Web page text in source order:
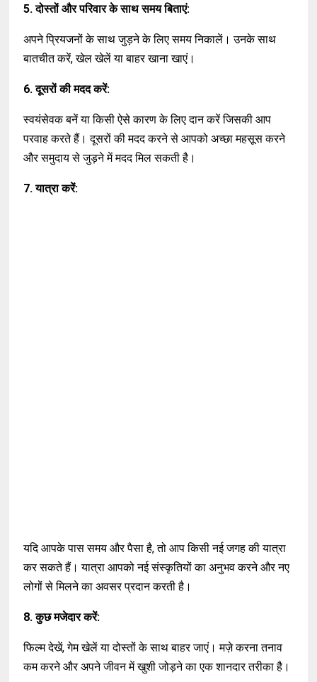
5. दोस्तों और परिवार के साथ समय बिताएं:
अपने प्रियजनों के साथ जुड़ने के लिए समय निकालें। उनके साथ
बातचीत करें, खेल खेलें या बाहर खाना खाएं।
6. दूसरों की मदद करें:
स्वयंसेवक बनें या किसी ऐसे कारण के लिए दान करें जिसकी आप
परवाह करते हैं। दूसरों की मदद करने से आपको अच्छा महसूस करने
और समुदाय से जुड़ने में मदद मिल सकती है।
7. यात्रा करें:
यदि आपके पास समय और पैसा है, तो आप किसी नई जगह की यात्रा
कर सकते हैं। यात्रा आपको नई संस्कृतियों का अनुभव करने और नए
लोगों से मिलने का अवसर प्रदान करती है।
8. कुछ मजेदार करें:
फिल्म देखें, गेम खेलें या दोस्तों के साथ बाहर जाएं। मज़े करना तनाव
कम करने और अपने जीवन में खुशी जोड़ने का एक शानदार तरीका है।